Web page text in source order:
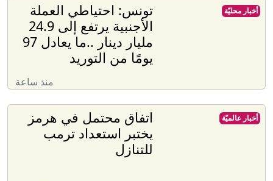
تونس: احتياطي العملة
الأجنبية يرتفع إلى 24.9
مليار دينار ..ما يعادل 97
يومًا من التوريد
منذ ساعة
أخبار محليّة
اتفاق محتمل في هرمز
يختبر استعداد ترمب
للتنازل
أخبار عالميّة